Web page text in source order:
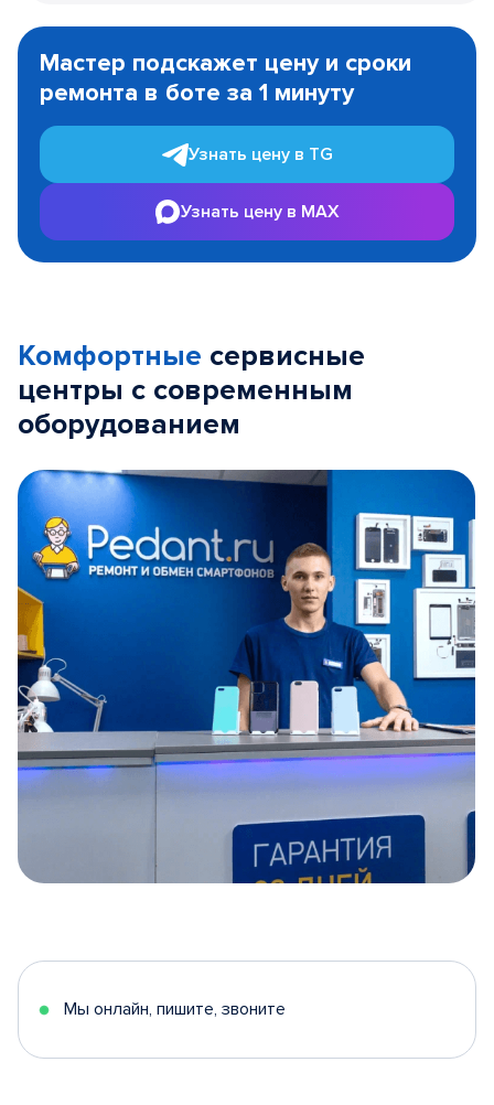
1
Мастер подскажет цену и сроки
ремонта в боте за 1 минуту
Узнать цену в TG
Узнать цену в MAX
Комфортные сервисные
центры с современным
оборудованием
5
Мы онлайн, пишите, звоните